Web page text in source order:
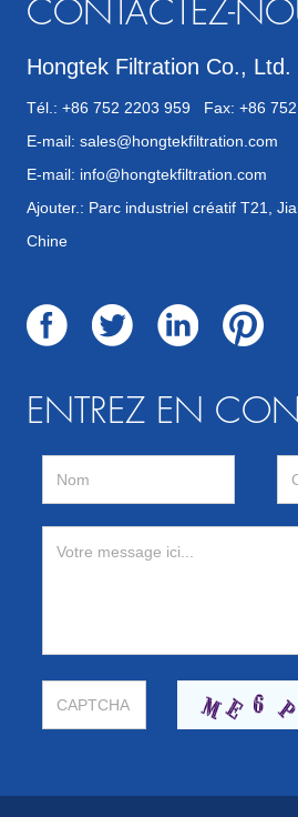
CONTACTEZ-
Hongtek Filtration Co., Ltd.
Tél.: +86 752 2203 959 Fax: +86
E-mail: sales@hongtekfiltration.com
E-mail: info@hongtekfiltration.com
Ajouter.: Parc industriel créatif T21,
Chine
ENTREZ EN